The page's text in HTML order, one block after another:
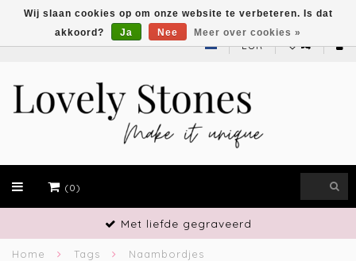
EUR
(0)
Met liefde gegraveerd
Home Tags Naambordjes
Wij slaan cookies op om onze website te verbeteren. Is dat
akkoord?
Ja Nee Meer over cookies »